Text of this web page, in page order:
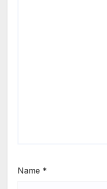
Name *